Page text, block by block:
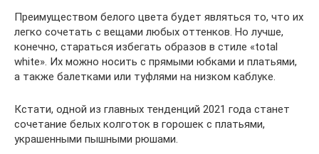
Преимуществом белого цвета будет являться то, что их
легко сочетать с вещами любых оттенков. Но лучше,
конечно, стараться избегать образов в стиле «total
white». Их можно носить с прямыми юбками и платьями,
а также балетками или туфлями на низком каблуке.
Кстати, одной из главных тенденций 2021 года станет
сочетание белых колготок в горошек с платьями,
украшенными пышными рюшами.